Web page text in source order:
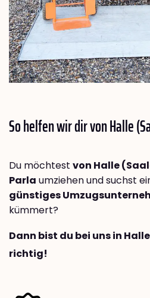
So helfen wir dir von Halle
Du möchtest von Halle
Parla umziehen und suchst
günstiges
kümmert?
Dann bist du bei uns in
richtig!